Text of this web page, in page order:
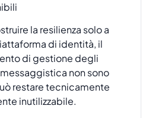
la resilienza solo a
di identità, il
di gestione degli
non sono
restare tecnicamente
inutilizzabile.